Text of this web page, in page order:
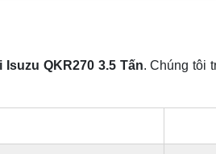
Isuzu QKR270 3.5 Tấn. Chúng tôi